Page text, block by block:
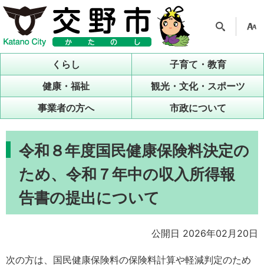
ル
くらし
子育て・教育
健康・福祉
観光・文化・スポーツ
事業者の方へ
市政について
令和８年度国民健康保険料決定の
ため、令和７年中の収入所得報
告書の提出について
公開日 2026年02月20日
次の方は、国民健康保険料の保険料計算や軽減判定のため